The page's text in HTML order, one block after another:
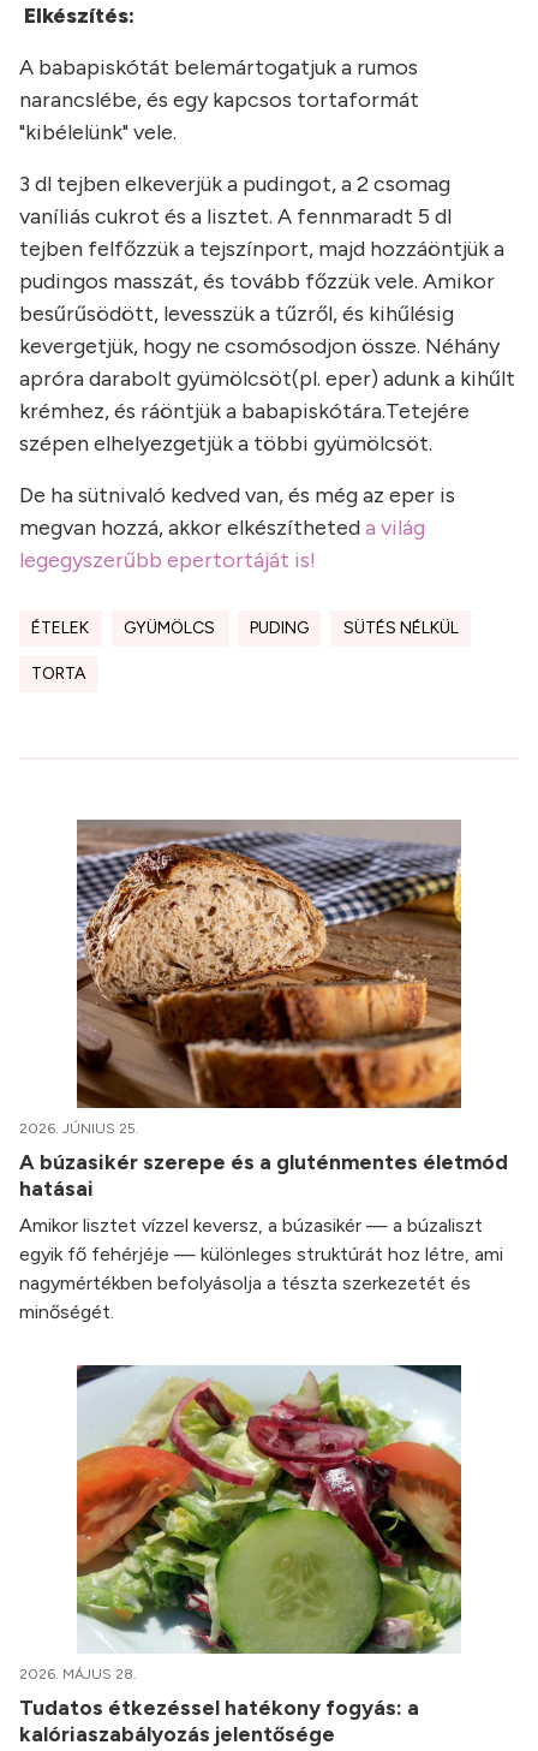
Elkészítés:
A babapiskótát belemártogatjuk a rumos
narancslébe, és egy kapcsos tortaformát
"kibélelünk" vele.
3 dl tejben elkeverjük a pudingot, a 2 csomag
vaníliás cukrot és a lisztet. A fennmaradt 5 dl
tejben felfőzzük a tejszínport, majd hozzáöntjük a
pudingos masszát, és tovább főzzük vele. Amikor
besűrűsödött, levesszük a tűzről, és kihűlésig
kevergetjük, hogy ne csomósodjon össze. Néhány
apróra darabolt gyümölcsöt(pl. eper) adunk a kihűlt
krémhez, és ráöntjük a babapiskótára.Tetejére
szépen elhelyezgetjük a többi gyümölcsöt.
De ha sütnivaló kedved van, és még az eper is
megvan hozzá, akkor elkészítheteda világ
legegyszerűbb epertortáját is!
ÉTELEK GYÜMÖLCS PUDING SÜTÉS NÉLKÜL
TORTA
2026. JÚNIUS 25.
A búzasikér szerepe és a gluténmentes életmód
hatásai
Amikor lisztet vízzel keversz, a búzasikér — a búzaliszt
egyik fő fehérjéje — különleges struktúrát hoz létre, ami
nagymértékben befolyásolja a tészta szerkezetét és
minőségét.
2026. MÁJUS 28.
Tudatos étkezéssel hatékony fogyás: a
kalóriaszabályozás jelentősége